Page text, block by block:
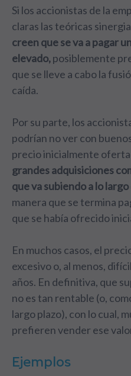
Si los accionistas de la
claras las teóricas
creen que se va a pagar
elevado,posiblemente
que se lleve a cabo la
caída.
Por su parte, los
podrían no ver con
precio inicialmente
grandes adquisiciones
que va subiendo a lo
manera que se termina
que se había ofrecido
En muchos casos, el
excesivo o, al menos,
años. En definitiva, que
no es tan rentable (o,
largo plazo), con lo cual,
prefieren vender ese
Ejemplos